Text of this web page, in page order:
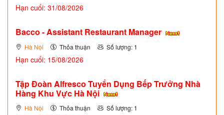
Hạn cuối: 31/08/2026
Bacco - Assistant Restaurant Manager
Hà Nội Thỏa thuận Số lượng: 1
Hạn cuối: 15/08/2026
Tập Đoàn Alfresco Tuyển Dụng Bếp Trưởng Nhà
Hàng Khu Vực Hà Nội
Hà Nội Thỏa thuận Số lượng: 1